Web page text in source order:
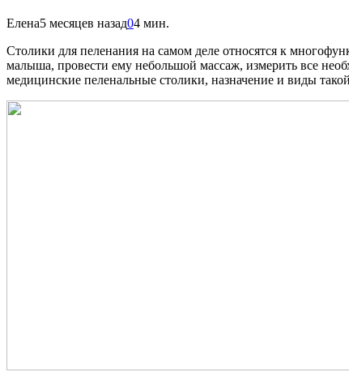
Елена5 месяцев назад04 мин.
Столики для пеленания на самом деле относятся к
малыша, провести ему небольшой массаж, измерить все
медицинские пеленальные столики, назначение и виды